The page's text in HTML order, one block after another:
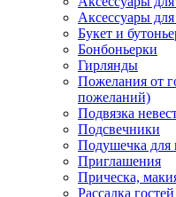
Аксессуары
Букет и
Бонбоньерки
Гирлянды
Пожелания от
пожеланий)
Подвязка
Подсвечники
Подушечка для
Приглашения
Прическа,
Рассадка